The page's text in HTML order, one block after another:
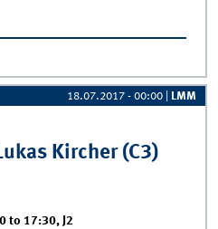
by Guido van Garderen (Strategy
18.07.2017 - 00:00 LMM
Kircher (C3)
to 17:30, J2